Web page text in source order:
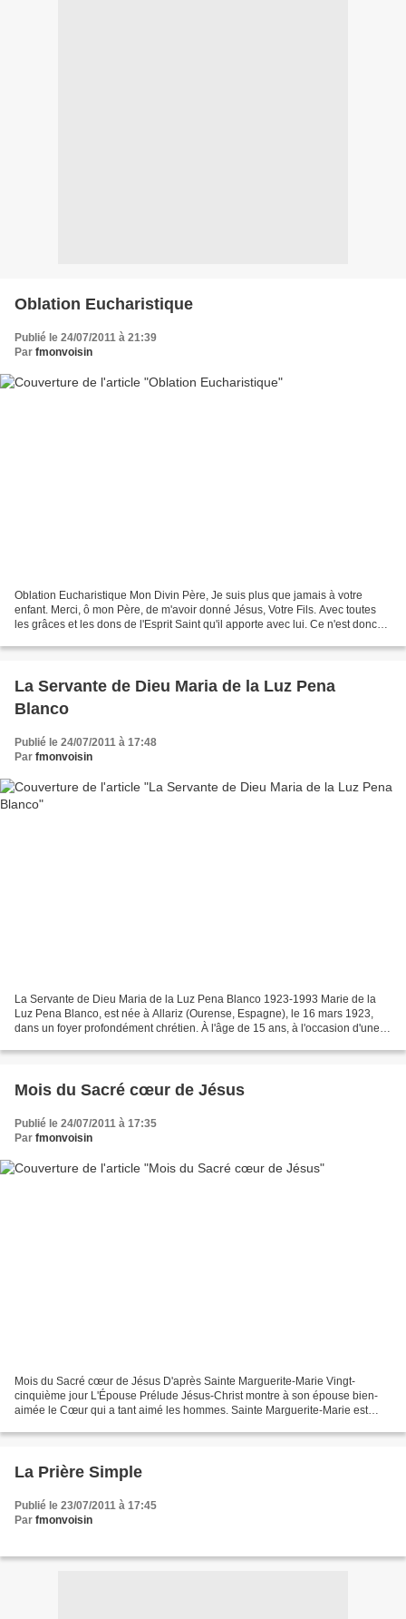
Oblation Eucharistique
Publié le 24/07/2011 à 21:39
Par fmonvoisin
Oblation Eucharistique Mon Divin Père, Je suis plus que jamais à votre
enfant. Merci, ô mon Père, de m'avoir donné Jésus, Votre Fils. Avec toutes
les grâces et les dons de l'Esprit Saint qu'il apporte avec lui. Ce n'est donc
La Servante de Dieu Maria de la Luz Pena
Blanco
Publié le 24/07/2011 à 17:48
Par fmonvoisin
La Servante de Dieu Maria de la Luz Pena Blanco 1923-1993 Marie de la
Luz Pena Blanco, est née à Allariz (Ourense, Espagne), le 16 mars 1923,
dans un foyer profondément chrétien. À l'âge de 15 ans, à l'occasion d'une
Mois du Sacré cœur de Jésus
Publié le 24/07/2011 à 17:35
Par fmonvoisin
Mois du Sacré cœur de Jésus D'après Sainte Marguerite-Marie Vingt-
cinquième jour L'Épouse Prélude Jésus-Christ montre à son épouse bien-
aimée le Cœur qui a tant aimé les hommes. Sainte Marguerite-Marie est
La Prière Simple
Publié le 23/07/2011 à 17:45
Par fmonvoisin